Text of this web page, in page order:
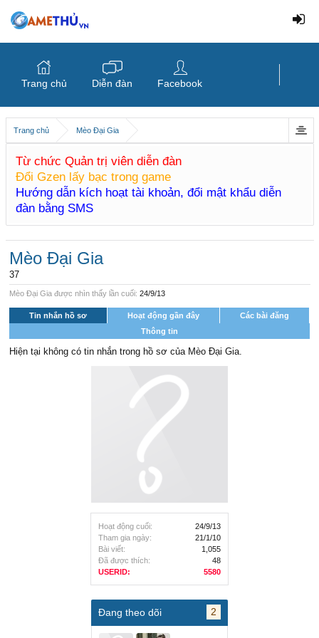
Trang chủ Mèo Đại Gia
Từ chức Quản trị viên diễn đàn
Đổi Gzen lấy bạc trong game
Hướng dẫn kích hoạt tài khoản, đổi mật khẩu diễn
đàn bằng SMS
Hoạt động cuối:
24/9/13
Tham gia ngày:
21/1/10
Bài viết:
1,055
Đã được thích:
48
USERID:
5580
Đang theo dõi 2
Mèo Đại Gia
37
Mèo Đại Gia được nhìn thấy lần cuối: 24/9/13
Tin nhắn hồ sơ Hoạt động gần đây
Các bài đăng
Thông tin
Hiện tại không có tin nhắn trong hồ sơ của Mèo Đại Gia.
Trang chủ Diễn đàn Facebook